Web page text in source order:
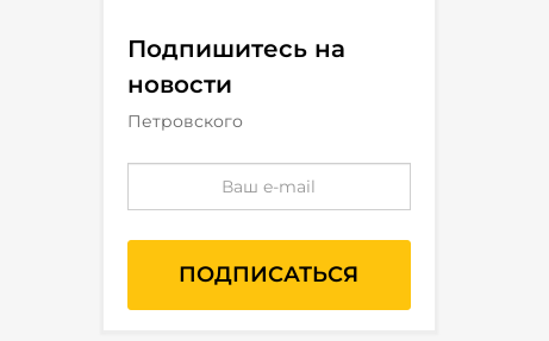
Подпишитесь на
новости
Петровского